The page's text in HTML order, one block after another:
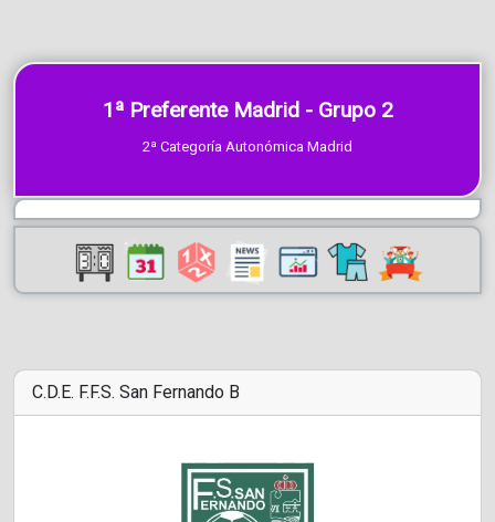
1ª Preferente Madrid - Grupo 2
2ª Categoría Autonómica Madrid
C.D.E. F.F.S. San Fernando B